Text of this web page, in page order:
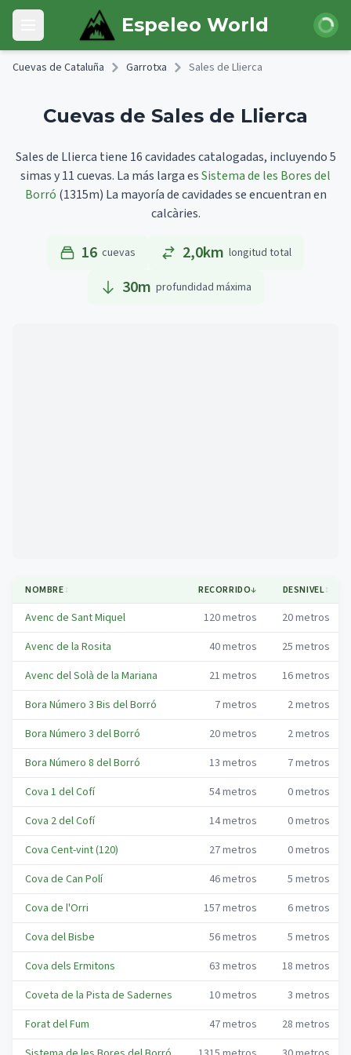
Skip to main content
Open main menu Espeleo World Iniciar
Cuevas de Cataluña Garrotxa Sales de Llierca
Cuevas de Sales de Llierca
Sales de Llierca tiene 16 cavidades catalogadas, incluyendo 5
simas y 11 cuevas. La más larga esSistema de les Bores del
Borró (1315m) La mayoría de cavidades se encuentran en
calcàries.
16 cuevas 2,0km longitud total
30m profundidad máxima
NOMBRE↕ RECORRIDO↓ DESNIVEL↕
Avenc de Sant Miquel 120metros 20metros
Avenc de la Rosita
40metros 25 metros
Avenc del Solà de la Mariana
21 metros 16metros
Bora Número 3 Bis del Borró
7metros 2metros
Bora Número 3 del Borró
20metros 2metros
Bora Número 8 del Borró
13 metros 7metros
Cova 1 del Cofí
54metros 0metros
Cova 2 del Cofí
14metros 0metros
Cova Cent-vint (120)
27metros 0metros
Cova de Can Polí
46metros 5 metros
Cova de l'Orri
157metros 6metros
Cova del Bisbe
56metros 5 metros
Cova dels Ermitons
63 metros 18 metros
Coveta de la Pista de Sadernes
10metros 3 metros
Forat del Fum
47metros 28 metros